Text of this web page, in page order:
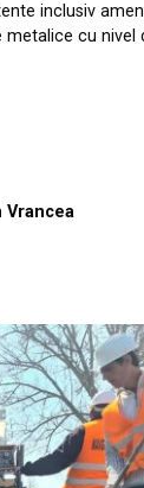
inclusiv
cu
Vrancea